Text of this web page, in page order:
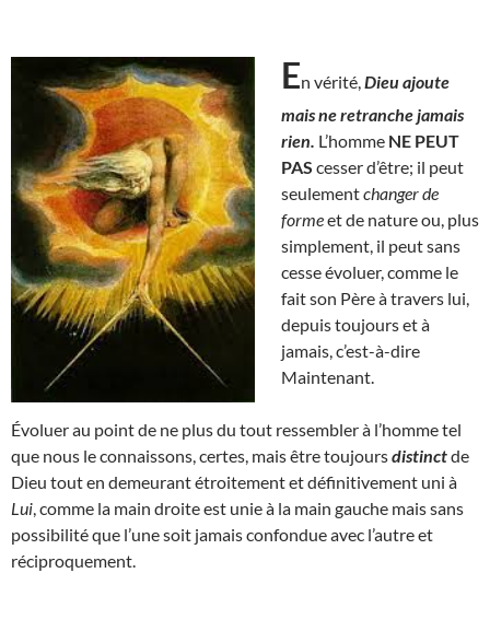
En vérité, Dieu ajoute
mais ne retranche jamais
rien. L’homme NE PEUT
PAS cesser d’être; il peut
seulementchanger de
formeet de nature ou, plus
simplement, il peut sans
cesse évoluer, comme le
fait son Père à travers lui,
depuis toujours et à
jamais, c’est-à-dire
Maintenant.
Évoluer au point de ne plus du tout ressembler à l’homme tel
que nous le connaissons, certes, mais être toujoursdistinctde
Dieu tout en demeurant étroitement et définitivement uni à
Lui , comme la main droite est unie à la main gauche mais sans
possibilité que l’une soit jamais confondue avec l’autre et
réciproquement.